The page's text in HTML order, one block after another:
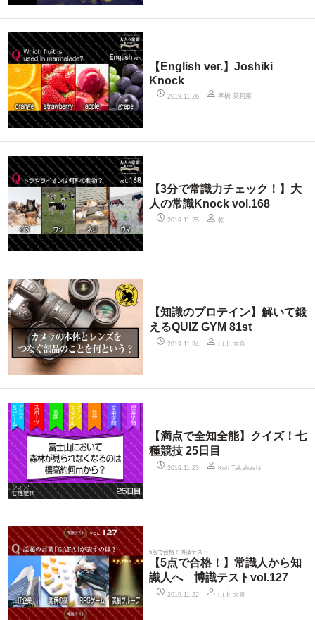
【English ver.】Joshiki
Knock
2019.11.26 孝橋 英莉菜
【3分で常識力チェック！】大
人の常識Knock vol.168
2019.11.25 乾
【知識のプロテイン】解いて鍛
えるQUIZ GYM 81st
2019.11.24 山上 大喜
【満点で全知全能】クイズ！七
種競技 25日目
2019.11.23 Koh Takahashi
5点で合格！博識テスト
【5点で合格！】常識人から知
識人へ 博識テストvol.127
2019.11.22 山上 大喜